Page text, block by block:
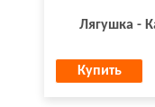
Лягушка -
Купить